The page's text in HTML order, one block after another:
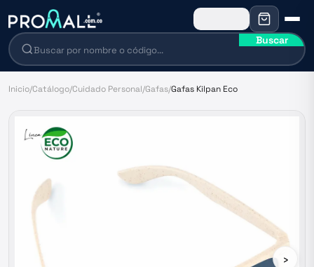
Buscar
Inicio/Catálogo/Cuidado Personal/Gafas/Gafas Kilpan Eco
›